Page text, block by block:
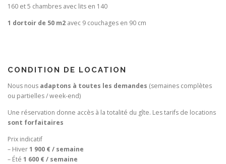
160 et 5 chambres avec lits en 140
1 dortoir de 50 m2 avec 9 couchages en 90 cm
CONDITION DE LOCATION
Nous nous adaptons à toutes les demandes (semaines complètes
ou partielles / week-end)
Une réservation donne accès à la totalité du gîte. Les tarifs de locations
sont forfaitaires
Prix indicatif
– Hiver1 900 € / semaine
– Été 1 600 € / semaine